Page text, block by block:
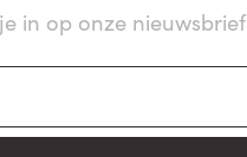
in op onze nieuwsbrief